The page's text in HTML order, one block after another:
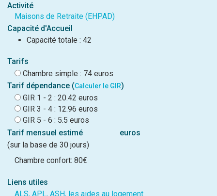
Activité
Maisons de Retraite (EHPAD)
Capacité d'Accueil
Capacité totale : 42
Tarifs
Chambre simple : 74 euros
Tarif dépendance (Calculer le GIR)
GIR 1 - 2 : 20.42 euros
GIR 3 - 4 : 12.96 euros
GIR 5 - 6 : 5.5 euros
Tarif mensuel estimé
euros
(sur la base de 30 jours)
Chambre confort: 80€
Liens utiles
ALS, APL, ASH, les aides au logement